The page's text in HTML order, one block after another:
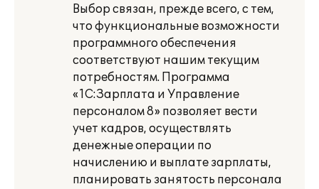
Выбор связан, прежде всего, с тем,
что функциональные возможности
программного обеспечения
соответствуют нашим текущим
потребностям. Программа
«1С:Зарплата и Управление
персоналом 8» позволяет вести
учет кадров, осуществлять
денежные операции по
начислению и выплате зарплаты,
планировать занятость персонала